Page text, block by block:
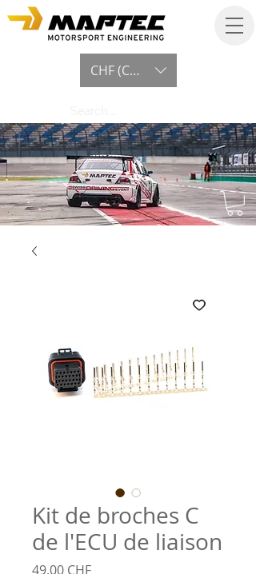
CHF (CHF)
Kit de broches C
de l'ECU de liaison
49,00 CHFPrix